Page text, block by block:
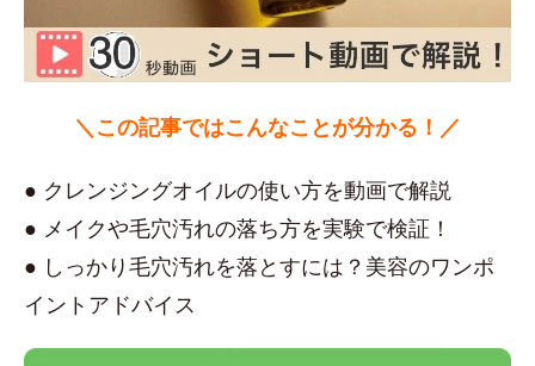
＼この記事ではこんなことが分かる！／
● クレンジングオイルの使い方を動画で解説
● メイクや毛穴汚れの落ち方を実験で検証！
● しっかり毛穴汚れを落とすには？美容のワンポ
イントアドバイス